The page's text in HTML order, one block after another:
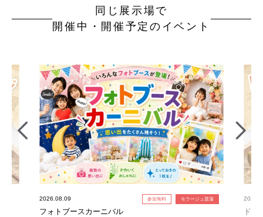
同じ展示場で
開催中・開催予定のイベント
2026.08.09 参加無料 モラージュ菖蒲
フォトブースカーニバル ドキ